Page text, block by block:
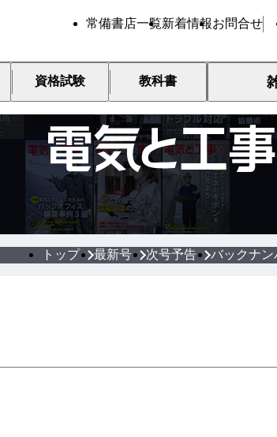
常備書店一覧新着情報お問合せ
資格試験 教科書
現場技術者のための実務誌
トップ 最新号 次号予告 バックナン